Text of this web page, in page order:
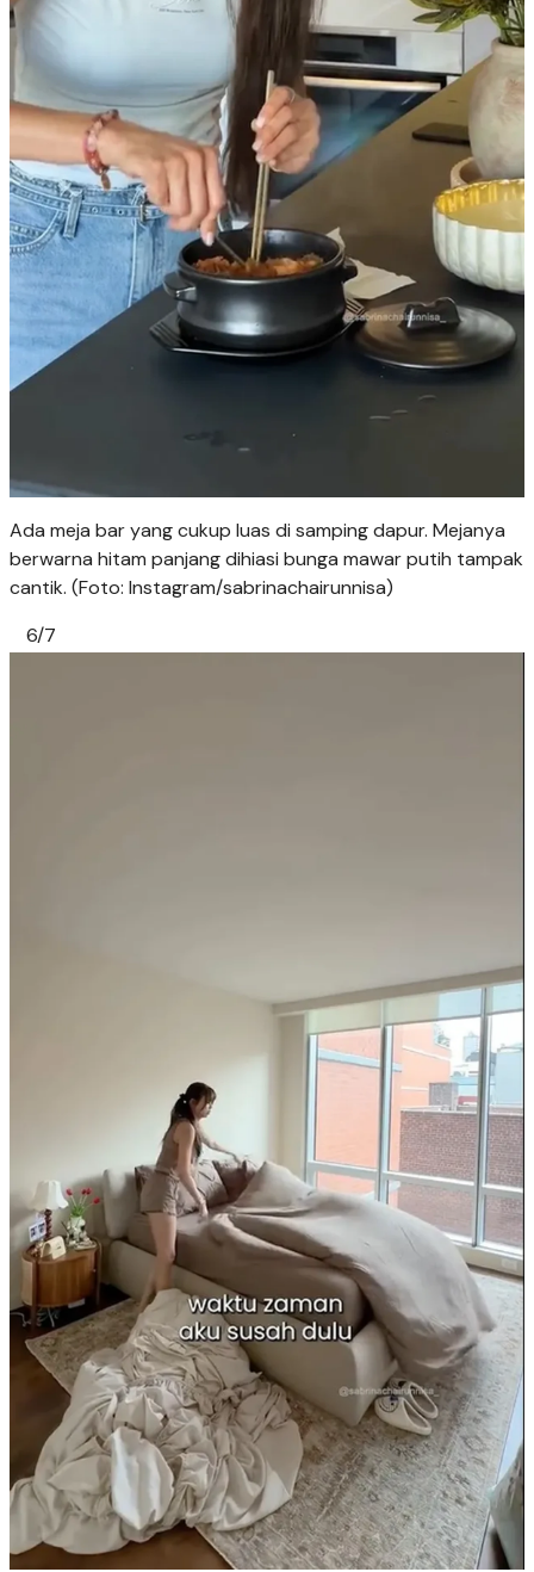
Ada meja bar yang cukup luas di samping dapur. Mejanya
berwarna hitam panjang dihiasi bunga mawar putih tampak
cantik. (Foto: Instagram/sabrinachairunnisa)
6/7